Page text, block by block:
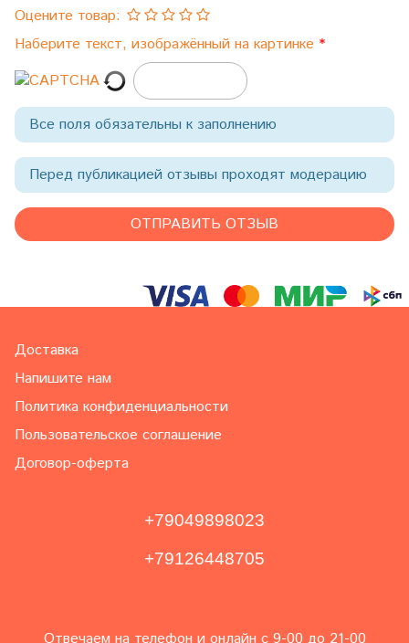
Оцените товар:
Наберите текст, изображённый на картинке
Все поля обязательны к заполнению
Перед публикацией отзывы проходят модерацию
Доставка
Напишите нам
Политика конфиденциальности
Пользовательское соглашение
Договор-оферта
+79049898023
+79126448705